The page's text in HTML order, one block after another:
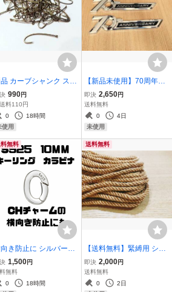
カーブシャンク スト
トアイ #8 100本セッ
990円
料110円
0
18時間
使用
【新品未使用】70周年ア
ニバーサリーエンブレム
2個 トヨタランドクルー
ザー用LC100 LC200 LC3
00 LC70 LC71 LC76 FJ7
即決 2,650円
送料無料
0
4日
未使用
無料
き防止に シルバー92
ラビナキーリング 楕
1,500円
無料
0
18時間
送料無料
【送料無料】緊縛用 シル
ク縄 6mm × 10m 縄色 (検)
束縛 麻縄 SMロープ
即決 2,000円
送料無料
0
2日